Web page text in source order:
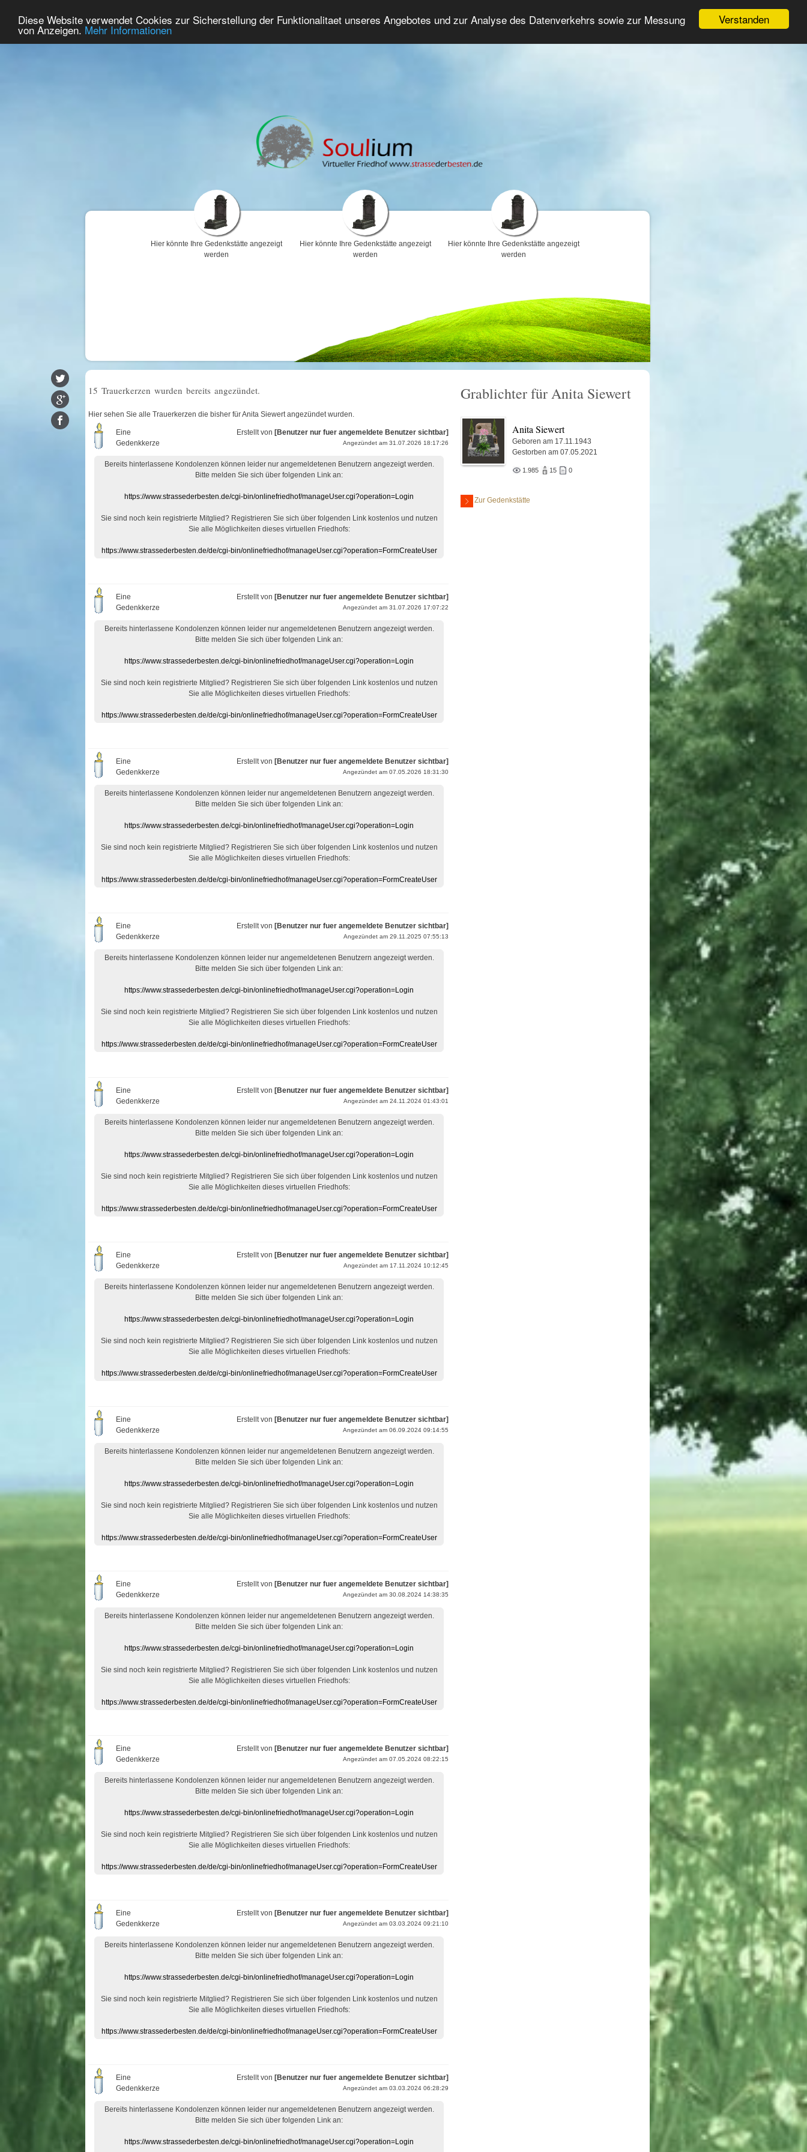
Verstanden
Diese Website verwendet Cookies zur Sicherstellung der Funktionalitaet unseres Angebotes und zur Analyse des Datenverkehrs sowie zur Messung
von Anzeigen. Mehr Informationen
Home Premium Gedenken Trauerforum Erweiterte Suche Anmelden
Hier könnte Ihre Gedenkstätte angezeigt
werden
Hier könnte Ihre Gedenkstätte angezeigt
werden
Hier könnte Ihre Gedenkstätte angezeigt
werden
15 Trauerkerzen wurden bereits angezündet.
Hier sehen Sie alle Trauerkerzen die bisher für Anita Siewert angezündet wurden.
Eine
Gedenkkerze
Erstellt von [Benutzer nur fuer angemeldete Benutzer sichtbar]
Angezündet am 31.07.2026 18:17:26
Bereits hinterlassene Kondolenzen können leider nur angemeldetenen Benutzern angezeigt werden.
Bitte melden Sie sich über folgenden Link an:
https://www.strassederbesten.de/cgi-bin/onlinefriedhof/manageUser.cgi?operation=Login
Sie sind noch kein registrierte Mitglied? Registrieren Sie sich über folgenden Link kostenlos und nutzen
Sie alle Möglichkeiten dieses virtuellen Friedhofs:
https://www.strassederbesten.de/de/cgi-bin/onlinefriedhof/manageUser.cgi?operation=FormCreateUser
Eine
Gedenkkerze
Erstellt von [Benutzer nur fuer angemeldete Benutzer sichtbar]
Angezündet am 31.07.2026 17:07:22
Bereits hinterlassene Kondolenzen können leider nur angemeldetenen Benutzern angezeigt werden.
Bitte melden Sie sich über folgenden Link an:
https://www.strassederbesten.de/cgi-bin/onlinefriedhof/manageUser.cgi?operation=Login
Sie sind noch kein registrierte Mitglied? Registrieren Sie sich über folgenden Link kostenlos und nutzen
Sie alle Möglichkeiten dieses virtuellen Friedhofs:
https://www.strassederbesten.de/de/cgi-bin/onlinefriedhof/manageUser.cgi?operation=FormCreateUser
Eine
Gedenkkerze
Erstellt von [Benutzer nur fuer angemeldete Benutzer sichtbar]
Angezündet am 07.05.2026 18:31:30
Bereits hinterlassene Kondolenzen können leider nur angemeldetenen Benutzern angezeigt werden.
Bitte melden Sie sich über folgenden Link an:
https://www.strassederbesten.de/cgi-bin/onlinefriedhof/manageUser.cgi?operation=Login
Sie sind noch kein registrierte Mitglied? Registrieren Sie sich über folgenden Link kostenlos und nutzen
Sie alle Möglichkeiten dieses virtuellen Friedhofs:
https://www.strassederbesten.de/de/cgi-bin/onlinefriedhof/manageUser.cgi?operation=FormCreateUser
Eine
Gedenkkerze
Erstellt von [Benutzer nur fuer angemeldete Benutzer sichtbar]
Angezündet am 29.11.2025 07:55:13
Bereits hinterlassene Kondolenzen können leider nur angemeldetenen Benutzern angezeigt werden.
Bitte melden Sie sich über folgenden Link an:
https://www.strassederbesten.de/cgi-bin/onlinefriedhof/manageUser.cgi?operation=Login
Sie sind noch kein registrierte Mitglied? Registrieren Sie sich über folgenden Link kostenlos und nutzen
Sie alle Möglichkeiten dieses virtuellen Friedhofs:
https://www.strassederbesten.de/de/cgi-bin/onlinefriedhof/manageUser.cgi?operation=FormCreateUser
Eine
Gedenkkerze
Erstellt von [Benutzer nur fuer angemeldete Benutzer sichtbar]
Angezündet am 24.11.2024 01:43:01
Bereits hinterlassene Kondolenzen können leider nur angemeldetenen Benutzern angezeigt werden.
Bitte melden Sie sich über folgenden Link an:
https://www.strassederbesten.de/cgi-bin/onlinefriedhof/manageUser.cgi?operation=Login
Sie sind noch kein registrierte Mitglied? Registrieren Sie sich über folgenden Link kostenlos und nutzen
Sie alle Möglichkeiten dieses virtuellen Friedhofs:
https://www.strassederbesten.de/de/cgi-bin/onlinefriedhof/manageUser.cgi?operation=FormCreateUser
Eine
Gedenkkerze
Erstellt von [Benutzer nur fuer angemeldete Benutzer sichtbar]
Angezündet am 17.11.2024 10:12:45
Bereits hinterlassene Kondolenzen können leider nur angemeldetenen Benutzern angezeigt werden.
Bitte melden Sie sich über folgenden Link an:
https://www.strassederbesten.de/cgi-bin/onlinefriedhof/manageUser.cgi?operation=Login
Sie sind noch kein registrierte Mitglied? Registrieren Sie sich über folgenden Link kostenlos und nutzen
Sie alle Möglichkeiten dieses virtuellen Friedhofs:
https://www.strassederbesten.de/de/cgi-bin/onlinefriedhof/manageUser.cgi?operation=FormCreateUser
Eine
Gedenkkerze
Erstellt von [Benutzer nur fuer angemeldete Benutzer sichtbar]
Angezündet am 06.09.2024 09:14:55
Bereits hinterlassene Kondolenzen können leider nur angemeldetenen Benutzern angezeigt werden.
Bitte melden Sie sich über folgenden Link an:
https://www.strassederbesten.de/cgi-bin/onlinefriedhof/manageUser.cgi?operation=Login
Sie sind noch kein registrierte Mitglied? Registrieren Sie sich über folgenden Link kostenlos und nutzen
Sie alle Möglichkeiten dieses virtuellen Friedhofs:
https://www.strassederbesten.de/de/cgi-bin/onlinefriedhof/manageUser.cgi?operation=FormCreateUser
Eine
Gedenkkerze
Erstellt von [Benutzer nur fuer angemeldete Benutzer sichtbar]
Angezündet am 30.08.2024 14:38:35
Bereits hinterlassene Kondolenzen können leider nur angemeldetenen Benutzern angezeigt werden.
Bitte melden Sie sich über folgenden Link an:
https://www.strassederbesten.de/cgi-bin/onlinefriedhof/manageUser.cgi?operation=Login
Sie sind noch kein registrierte Mitglied? Registrieren Sie sich über folgenden Link kostenlos und nutzen
Sie alle Möglichkeiten dieses virtuellen Friedhofs:
https://www.strassederbesten.de/de/cgi-bin/onlinefriedhof/manageUser.cgi?operation=FormCreateUser
Eine
Gedenkkerze
Erstellt von [Benutzer nur fuer angemeldete Benutzer sichtbar]
Angezündet am 07.05.2024 08:22:15
Bereits hinterlassene Kondolenzen können leider nur angemeldetenen Benutzern angezeigt werden.
Bitte melden Sie sich über folgenden Link an:
https://www.strassederbesten.de/cgi-bin/onlinefriedhof/manageUser.cgi?operation=Login
Sie sind noch kein registrierte Mitglied? Registrieren Sie sich über folgenden Link kostenlos und nutzen
Sie alle Möglichkeiten dieses virtuellen Friedhofs:
https://www.strassederbesten.de/de/cgi-bin/onlinefriedhof/manageUser.cgi?operation=FormCreateUser
Eine
Gedenkkerze
Erstellt von [Benutzer nur fuer angemeldete Benutzer sichtbar]
Angezündet am 03.03.2024 09:21:10
Bereits hinterlassene Kondolenzen können leider nur angemeldetenen Benutzern angezeigt werden.
Bitte melden Sie sich über folgenden Link an:
https://www.strassederbesten.de/cgi-bin/onlinefriedhof/manageUser.cgi?operation=Login
Sie sind noch kein registrierte Mitglied? Registrieren Sie sich über folgenden Link kostenlos und nutzen
Sie alle Möglichkeiten dieses virtuellen Friedhofs:
https://www.strassederbesten.de/de/cgi-bin/onlinefriedhof/manageUser.cgi?operation=FormCreateUser
Eine
Gedenkkerze
Erstellt von [Benutzer nur fuer angemeldete Benutzer sichtbar]
Angezündet am 03.03.2024 06:28:29
Bereits hinterlassene Kondolenzen können leider nur angemeldetenen Benutzern angezeigt werden.
Bitte melden Sie sich über folgenden Link an:
https://www.strassederbesten.de/cgi-bin/onlinefriedhof/manageUser.cgi?operation=Login
Grablichter für Anita Siewert
Anita Siewert
Geboren am 17.11.1943
Gestorben am 07.05.2021
1.985 15 0
Zur Gedenkstätte